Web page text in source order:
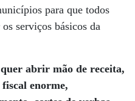
para que todos
serviços básicos da
abrir mão de receita,
enorme,